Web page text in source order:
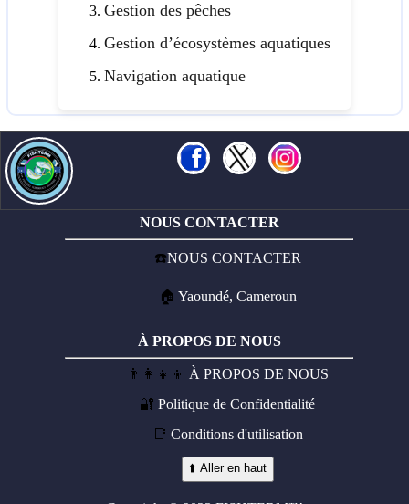
Gestion des pêches
Gestion d’écosystèmes aquatiques
Navigation aquatique
NOUS CONTACTER
☎️NOUS CONTACTER
🏠 Yaoundé, Cameroun
À PROPOS DE NOUS
👨‍👩‍👧‍👦 À PROPOS DE NOUS
🔐 Politique de Confidentialité
📑 Conditions d'utilisation
⬆️ Aller en haut